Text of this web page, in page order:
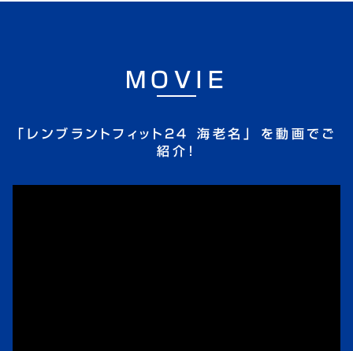
MOVIE
「レンブラントフィット24 海老名」 を動画でご
紹介！